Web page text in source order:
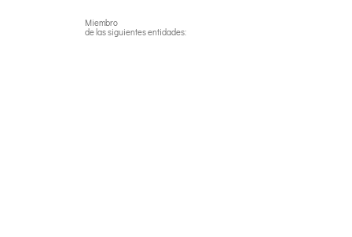
Miembro
de las siguientes entidades: